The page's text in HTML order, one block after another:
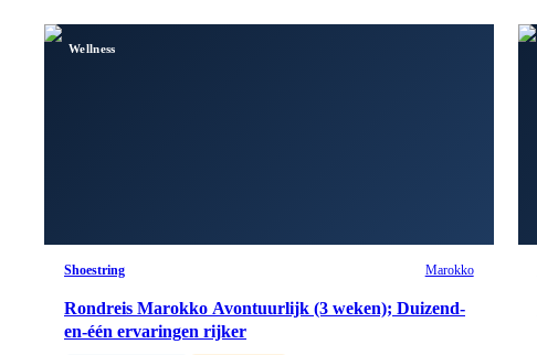
Wellness
Shoestring Marokko
Rondreis Marokko Avontuurlijk (3 weken); Duizend-
en-één ervaringen rijker